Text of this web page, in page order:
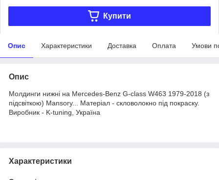
Купити
Опис Характеристики Доставка Оплата Умови
Опис
Молдинги нижні на Mercedes-Benz G-class W463 1979-2018 (з
підсвіткою) Mansory... Матеріал - скловолокно під покраску.
Виробник - K-tuning, Україна
Характеристики